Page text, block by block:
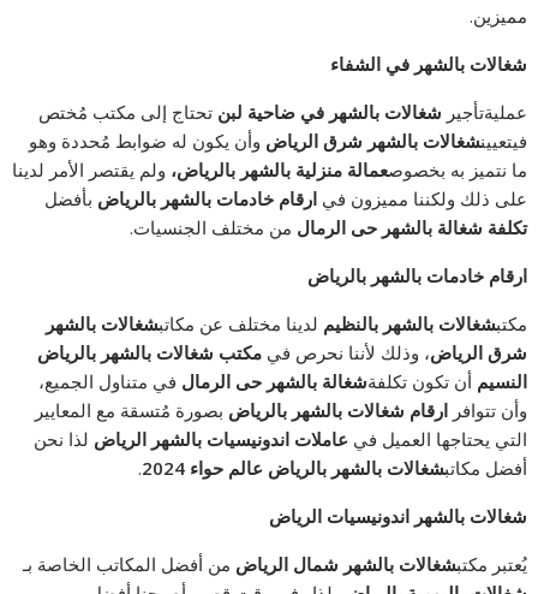
مميزين.
شغالات بالشهر في الشفاء
عمليةتأجير شغالات بالشهر في ضاحية لبن تحتاج إلى مكتب مُختص
فيتعيينشغالات بالشهر شرق الرياض وأن يكون له ضوابط مُحددة وهو
ما نتميز به بخصوصعمالة منزلية بالشهر بالرياض، ولم يقتصر الأمر لدينا
على ذلك ولكننا مميزون فيارقام خادمات بالشهر بالرياض بأفضل
تكلفة شغالة بالشهر حى الرمال من مختلف الجنسيات.
ارقام خادمات بالشهر بالرياض
مكتبشغالات بالشهر بالنظيم لدينا مختلف عن مكاتبشغالات بالشهر
شرق الرياض، وذلك لأننا نحرص فيمكتب شغالات بالشهر بالرياض
النسيم أن تكون تكلفةشغالة بالشهر حى الرمال في متناول الجميع،
وأن تتوافرارقام شغالات بالشهر بالرياض بصورة مُتسقة مع المعايير
التي يحتاجها العميل في عاملات اندونيسيات بالشهر الرياض لذا نحن
أفضل مكاتبشغالات بالشهر بالرياض عالم حواء 2024
.
شغالات بالشهر اندونيسيات الرياض
يُعتبر مكتبشغالات بالشهر شمال الرياض من أفضل المكاتب الخاصة بـ